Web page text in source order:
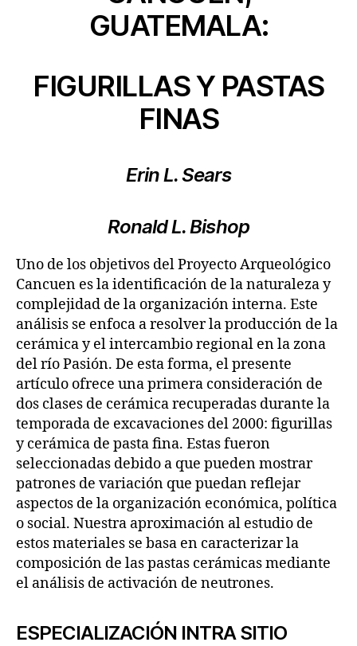
GUATEMALA:
FIGURILLAS Y PASTAS
FINAS
Erin L. Sears
Ronald L. Bishop
Uno de los objetivos del Proyecto Arqueológico
Cancuen es la identificación de la naturaleza y
complejidad de la organización interna. Este
análisis se enfoca a resolver la producción de la
cerámica y el intercambio regional en la zona
del río Pasión. De esta forma, el presente
artículo ofrece una primera consideración de
dos clases de cerámica recuperadas durante la
temporada de excavaciones del 2000: figurillas
y cerámica de pasta fina. Estas fueron
seleccionadas debido a que pueden mostrar
patrones de variación que puedan reflejar
aspectos de la organización económica, política
o social. Nuestra aproximación al estudio de
estos materiales se basa en caracterizar la
composición de las pastas cerámicas mediante
el análisis de activación de neutrones.
ESPECIALIZACIÓN INTRA SITIO